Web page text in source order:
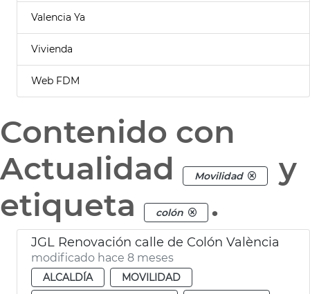
Valencia Ya
Vivienda
Web FDM
Contenido con
Actualidad
Movilidad
y
etiqueta
colón .
JGL Renovación calle de Colón València
modificado hace 8 meses
ALCALDÍA
MOVILIDAD